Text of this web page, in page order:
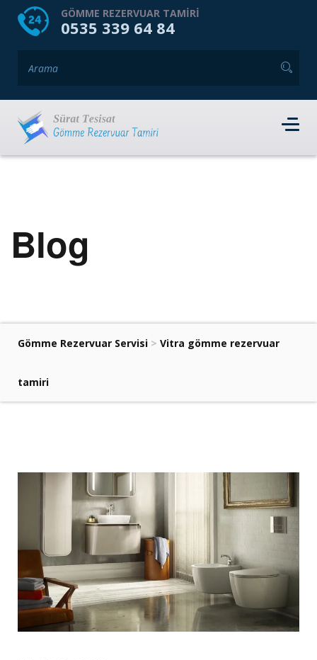
HOME HAKKIMIZDA
GÖMME REZERVUAR TAMIRI
0535 339 64 84
Blog
Gömme Rezervuar Servisi > Vitra gömme rezervuar
tamiri